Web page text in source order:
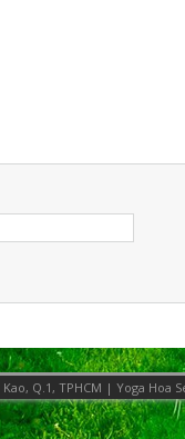
Q.1, TPHCM | Yoga Hoa